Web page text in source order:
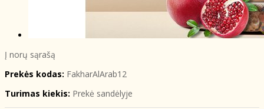
Į norų sąrašą
Prekės kodas: FakharAlArab12
Turimas kiekis: Prekė sandėlyje